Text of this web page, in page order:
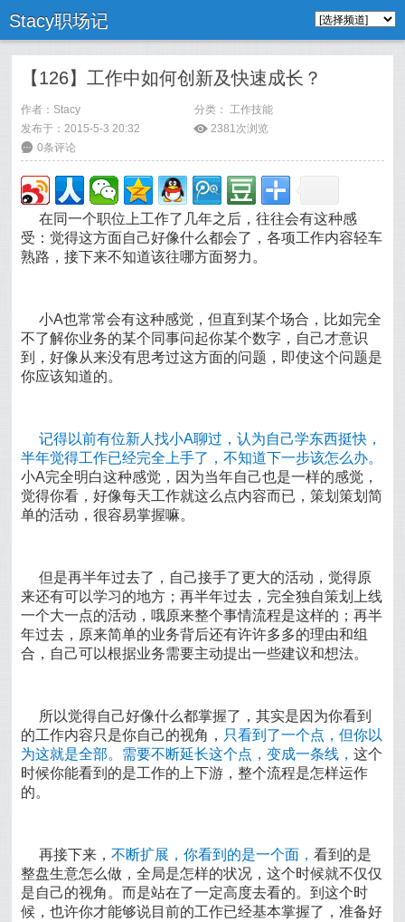
Stacy职场记
【126】工作中如何创新及快速成长？
作者： Stacy 分类： 工作技能
发布于：2015-5-3 20:32
ė 2381次浏览
6 0条评论
在同一个职位上工作了几年之后，往往会有这种感
受：觉得这方面自己好像什么都会了，各项工作内容轻车
熟路，接下来不知道该往哪方面努力。
小A也常常会有这种感觉，但直到某个场合，比如完全
不了解你业务的某个同事问起你某个数字，自己才意识
到，好像从来没有思考过这方面的问题，即使这个问题是
你应该知道的。
记得以前有位新人找小A聊过，认为自己学东西挺快，
半年觉得工作已经完全上手了，不知道下一步该怎么办。
小A完全明白这种感觉，因为当年自己也是一样的感觉，
觉得你看，好像每天工作就这么点内容而已，策划策划简
单的活动，很容易掌握嘛。
但是再半年过去了，自己接手了更大的活动，觉得原
来还有可以学习的地方；再半年过去，完全独自策划上线
一个大一点的活动，哦原来整个事情流程是这样的；再半
年过去，原来简单的业务背后还有许许多多的理由和组
合，自己可以根据业务需要主动提出一些建议和想法。
所以觉得自己好像什么都掌握了，其实是因为你看到
的工作内容只是你自己的视角， 只看到了一个点，但你以
为这就是全部。需要不断延长这个点，变成一条线，这个
时候你能看到的是工作的上下游，整个流程是怎样运作
的。
再接下来，不断扩展，你看到的是一个面，看到的是
整盘生意怎么做，全局是怎样的状况，这个时候就不仅仅
是自己的视角。而是站在了一定高度去看的。到这个时
候，也许你才能够说目前的工作已经基本掌握了，准备好